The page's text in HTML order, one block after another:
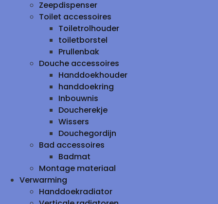
Zeepdispenser
Toilet accessoires
Toiletrolhouder
toiletborstel
Prullenbak
Douche accessoires
Handdoekhouder
handdoekring
Inbouwnis
Doucherekje
Wissers
Douchegordijn
Bad accessoires
Badmat
Montage materiaal
Verwarming
Handdoekradiator